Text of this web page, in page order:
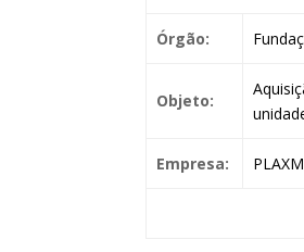
Órgão:
Objeto:
Empresa: